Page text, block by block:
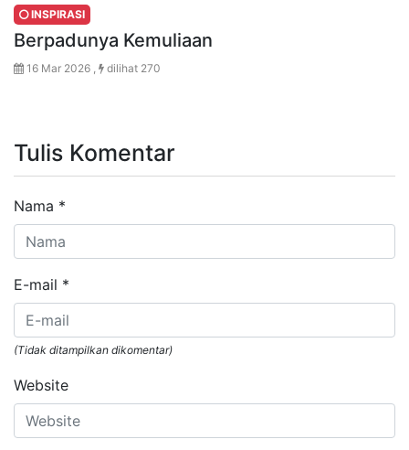
INSPIRASI
Berpadunya Kemuliaan
16 Mar 2026 , dilihat 270
Tulis Komentar
Nama *
E-mail *
(Tidak ditampilkan dikomentar)
Website